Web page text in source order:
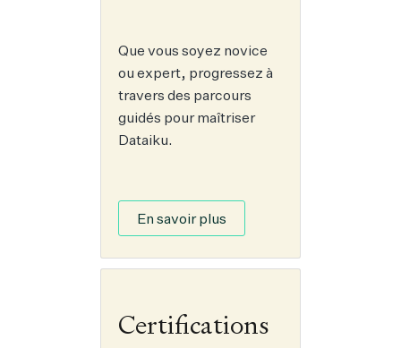
Que vous soyez novice
ou expert, progressez à
travers des parcours
guidés pour maîtriser
Dataiku.
En savoir plus
Certifications